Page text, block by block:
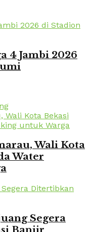
4 Jambi 2026
Wali Kota
Water
Segera
Banjir